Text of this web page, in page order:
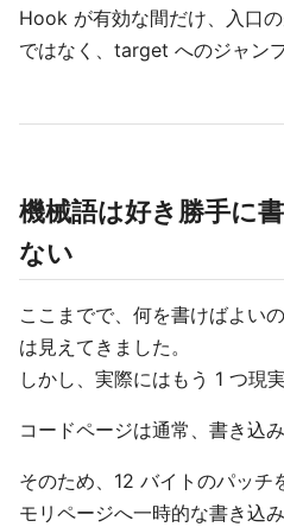
Hook が有効な間だけ、入口
ではなく、target へのジャン
機械語は好き勝手に
ない
ここまでで、何を書けばよい
は見えてきました。
しかし、実際にはもう 1 つ現
コードページは通常、書き込み
そのため、12 バイトのパッチ
モリページへ一時的な書き込